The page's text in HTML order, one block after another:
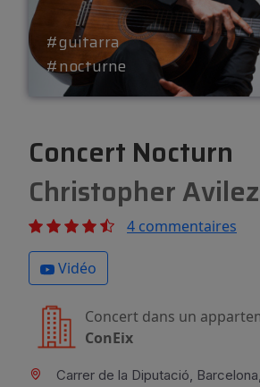
#guitarra
#nocturne
Concert Nocturn
Christopher Avilez
4 commentaires
Vidéo
Concert dans un
ConEix
Carrer de la Diputació,